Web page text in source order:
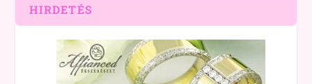
HIRDETÉS